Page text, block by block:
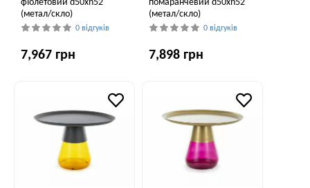
фіолетовий d50хh52
(метал/скло)
0 відгуків
7,967 грн
помаранчевий d50хh52
(метал/скло)
0 відгуків
7,898 грн